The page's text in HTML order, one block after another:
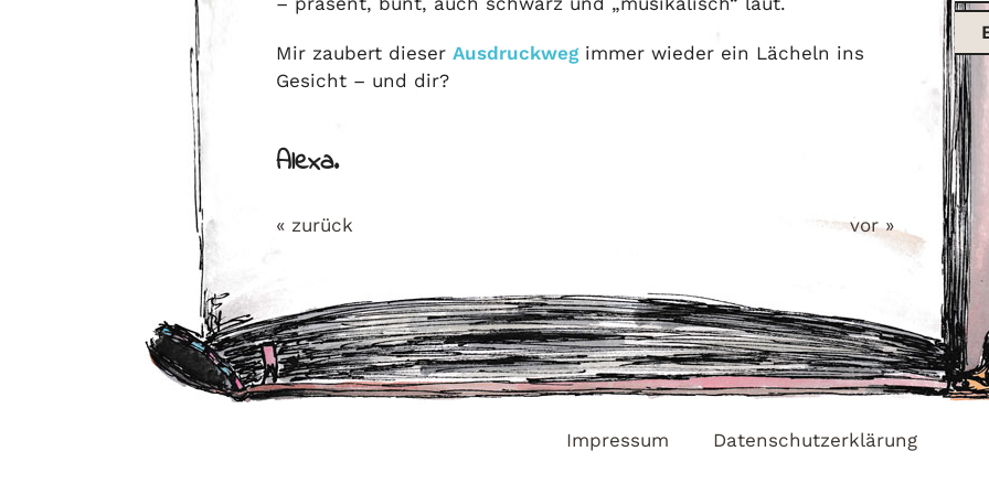
Mir zaubert dieser Ausdruckwegimmer wieder ein Lächeln ins
Gesicht – und dir?
Alexa.
« zurück vor »
Impressum Datenschutzerklärung